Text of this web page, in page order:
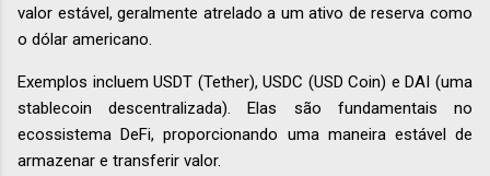
valor estável, geralmente atrelado a um ativo de reserva como
o dólar americano.
Exemplos incluem USDT (Tether), USDC (USD Coin) e DAI (uma
stablecoin descentralizada). Elas são fundamentais no
ecossistema DeFi, proporcionando uma maneira estável de
armazenar e transferir valor.